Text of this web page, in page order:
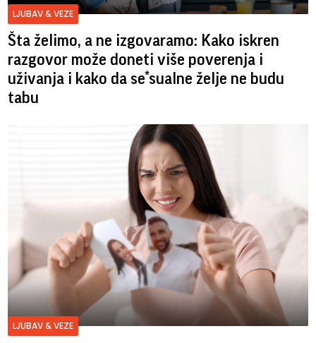
LJUBAV & VEZE
Šta želimo, a ne izgovaramo: Kako iskren
razgovor može doneti više poverenja i
uživanja i kako da se*sualne želje ne budu
tabu
LJUBAV & VEZE